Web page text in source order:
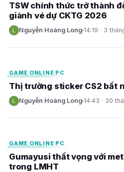
TSW chính thức trở thành
giành vé dự CKTG 2026
N Nguyễn Hoàng Long 14:19 · 3
GAME ONLINE PC
Thị trường sticker CS2 bất
N Nguyễn Hoàng Long 14:43 · 30
GAME ONLINE PC
Gumayusi thất vọng với
trong LMHT